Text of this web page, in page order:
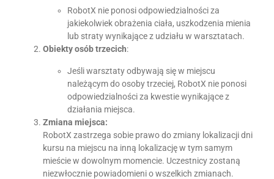
RobotX nie ponosi odpowiedzialności za
jakiekolwiek obrażenia ciała, uszkodzenia mienia
lub straty wynikające z udziału w warsztatach.
Obiekty osób trzecich:
Jeśli warsztaty odbywają się w miejscu
należącym do osoby trzeciej, RobotX nie ponosi
odpowiedzialności za kwestie wynikające z
działania miejsca.
Zmiana miejsca:
RobotX zastrzega sobie prawo do zmiany lokalizacji dni
kursu na miejscu na inną lokalizację w tym samym
mieście w dowolnym momencie. Uczestnicy zostaną
niezwłocznie powiadomieni o wszelkich zmianach.